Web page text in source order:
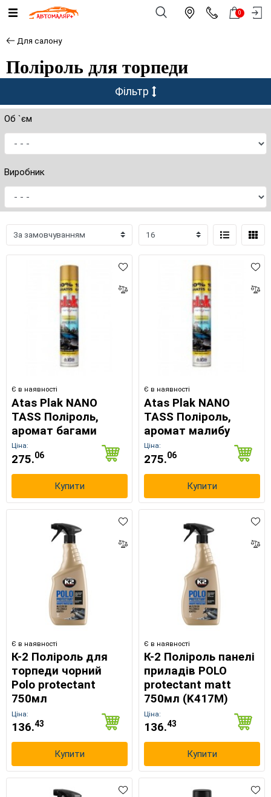
0
Для салону
Поліроль для торпеди
Фільтр
Об `єм
Виробник
Є в наявності
Atas Plak NANO
TASS Поліроль,
аромат багами
Ціна:
275.06
Купити
Є в наявності
Atas Plak NANO
TASS Поліроль,
аромат малибу
Ціна:
275.06
Купити
Є в наявності
К-2 Поліроль для
торпеди чорний
Polo protectant
750мл
Ціна:
136.43
Купити
Є в наявності
К-2 Поліроль панелі
приладів POLO
protectant matt
750мл (K417M)
Ціна:
136.43
Купити